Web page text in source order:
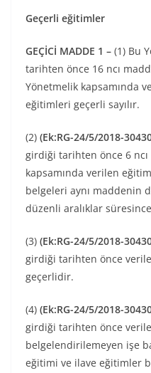
Geçerli eğitimler
GEÇİCİ MADDE 1 – (1) Bu
tarihten önce 16 ncı
Yönetmelik kapsamında
eğitimleri geçerli sayılır.
(2) (Ek:RG-24/5/2018-
girdiği tarihten önce 6
kapsamında verilen
belgeleri aynı maddenin
düzenli aralıklar
(3) (Ek:RG-24/5/2018-
girdiği tarihten önce
geçerlidir.
(4) (Ek:RG-24/5/2018-
girdiği tarihten önce
belgelendirilemeyen işe
eğitimi ve ilave eğitimler